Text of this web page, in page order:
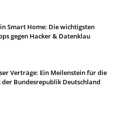
Smart Home: Die wichtigsten
gegen Hacker & Datenklau
Verträge: Ein Meilenstein für die
Bundesrepublik Deutschland